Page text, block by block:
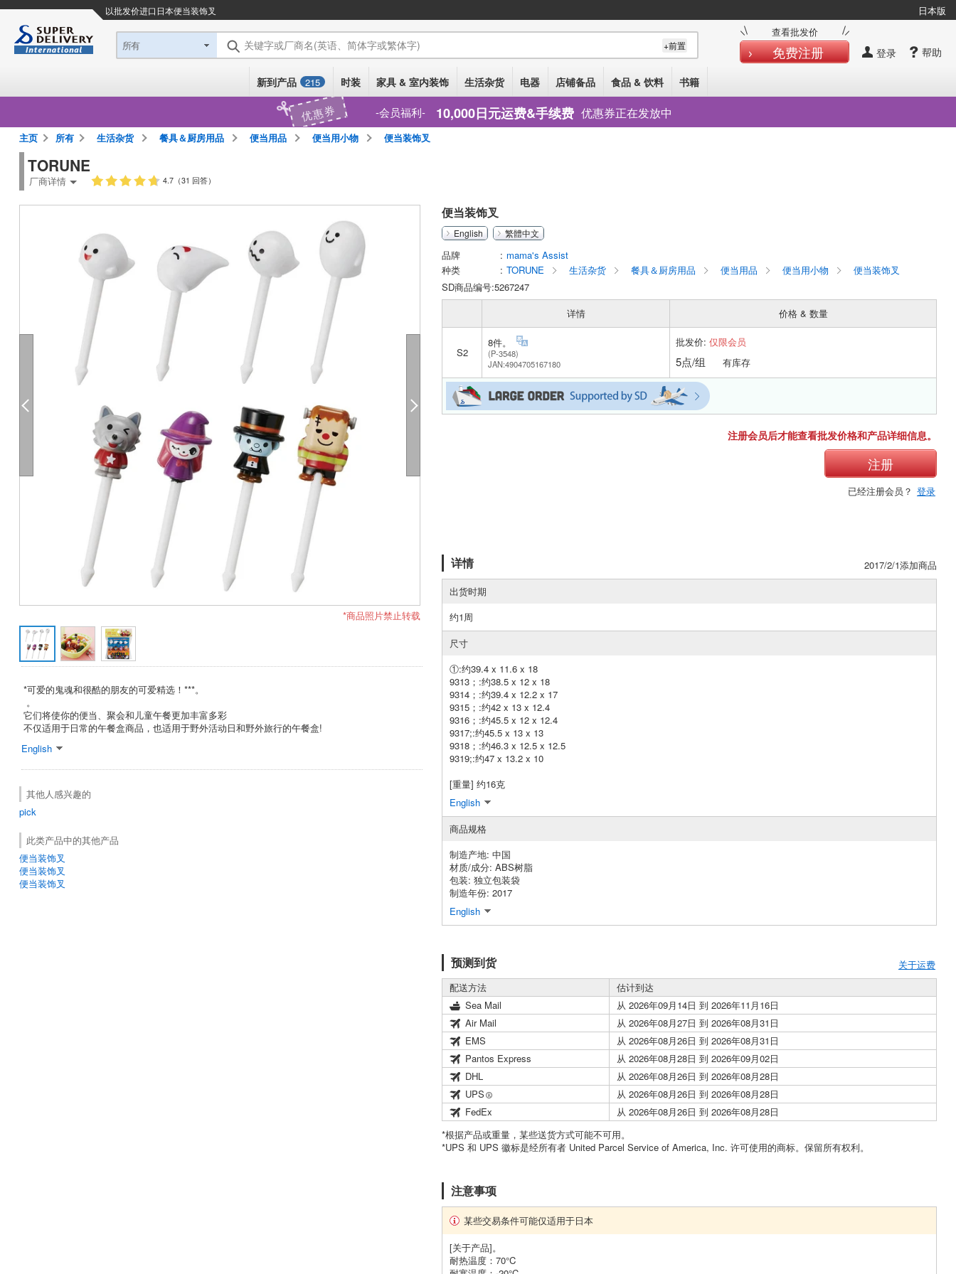
以批发价进口日本便当装饰叉 日本版
帮助
登录
查看批发价
免费注册
所有 关键字或厂商名(英语、简体字或繁体字) +前置
新到产品 215 时装 家具 & 室内装饰 生活杂货 电器 店铺备品 食品 & 饮料 书籍
优惠券 会员福利 10,000日元运费&手续费 优惠券正在发放中
主页 所有 生活杂货 餐具＆厨房用品 便当用品 便当用小物 便当装饰叉
TORUNE
厂商详情 4.7（31 回答）
*商品照片禁止转载
*可爱的鬼魂和很酷的朋友的可爱精选！***。
。
它们将使你的便当、聚会和儿童午餐更加丰富多彩
不仅适用于日常的午餐盒商品，也适用于野外活动日和野外旅行的午餐盒!
English
其他人感兴趣的
pick
此类产品中的其他产品
便当装饰叉
便当装饰叉
便当装饰叉
便当装饰叉
English 繁體中文
品牌
mama's Assist
种类
TORUNE 生活杂货 餐具＆厨房用品 便当用品 便当用小物
便当装饰叉
SD商品编号:5267247
详情
价格 & 数量
S2
8件。
(P-3548)
JAN:4904705167180
批发价: 仅限会员
5点/组 有库存
注册会员后才能查看批发价格和产品详细信息。
注册
已经注册会员？ 登录
详情
2017/2/1添加商品
出货时期
约1周
尺寸
①:约39.4 x 11.6 x 18
9313；:约38.5 x 12 x 18
9314；:约39.4 x 12.2 x 17
9315；:约42 x 13 x 12.4
9316；:约45.5 x 12 x 12.4
9317;:约45.5 x 13 x 13
9318；:约46.3 x 12.5 x 12.5
9319;:约47 x 13.2 x 10
[重量] 约16克
English
商品规格
制造产地: 中国
材质/成分: ABS树脂
包装: 独立包装袋
制造年份: 2017
English
预测到货
关于运费
配送方法
估计到达
Sea Mail
从 2026年09月14日 到 2026年11月16日
Air Mail
从 2026年08月27日 到 2026年08月31日
EMS
从 2026年08月26日 到 2026年08月31日
Pantos Express
从 2026年08月28日 到 2026年09月02日
DHL
从 2026年08月26日 到 2026年08月28日
UPS
从 2026年08月26日 到 2026年08月28日
FedEx
从 2026年08月26日 到 2026年08月28日
*根据产品或重量，某些送货方式可能不可用。
*UPS 和 UPS 徽标是经所有者 United Parcel Service of America, Inc. 许可使用的商标。保留所有权利。
注意事项
某些交易条件可能仅适用于日本
[关于产品]。
耐热温度：70°C